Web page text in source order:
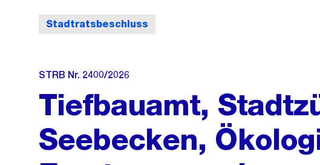
Stadtratsbeschluss
STRB Nr. 2400/2026
Tiefbauamt,
Seebecken,